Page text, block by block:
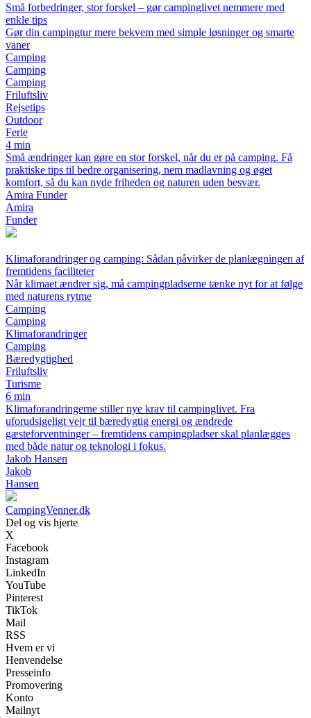
Små forbedringer, stor forskel – gør campinglivet nemmere med
enkle tips
Gør din campingtur mere bekvem med simple løsninger og smarte
vaner
Camping
Camping
Camping
Friluftsliv
Rejsetips
Outdoor
Ferie
4 min
Små ændringer kan gøre en stor forskel, når du er på camping. Få
praktiske tips til bedre organisering, nem madlavning og øget
komfort, så du kan nyde friheden og naturen uden besvær.
Amira Funder
Amira
Funder
Klimaforandringer og camping: Sådan påvirker de planlægningen af
fremtidens faciliteter
Når klimaet ændrer sig, må campingpladserne tænke nyt for at følge
med naturens rytme
Camping
Camping
Klimaforandringer
Camping
Bæredygtighed
Friluftsliv
Turisme
6 min
Klimaforandringerne stiller nye krav til campinglivet. Fra
uforudsigeligt vejr til bæredygtig energi og ændrede
gæsteforventninger – fremtidens campingpladser skal planlægges
med både natur og teknologi i fokus.
Jakob Hansen
Jakob
Hansen
CampingVenner.dk
Del og vis hjerte
X
Facebook
Instagram
LinkedIn
YouTube
Pinterest
TikTok
Mail
RSS
Hvem er vi
Henvendelse
Presseinfo
Promovering
Konto
Mailnyt